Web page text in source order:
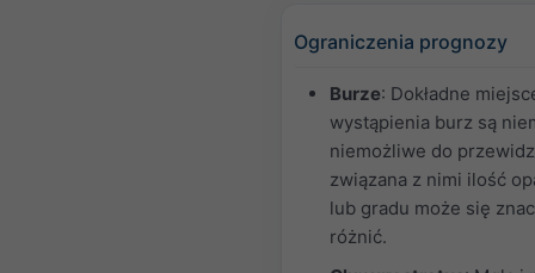
Ograniczenia prognozy
Burze: Dokładne
wystąpienia burz są
niemożliwe do
związana z nimi ilość
lub gradu może się
różnić.